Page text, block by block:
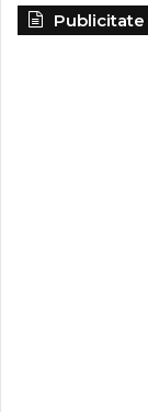
Publicitate